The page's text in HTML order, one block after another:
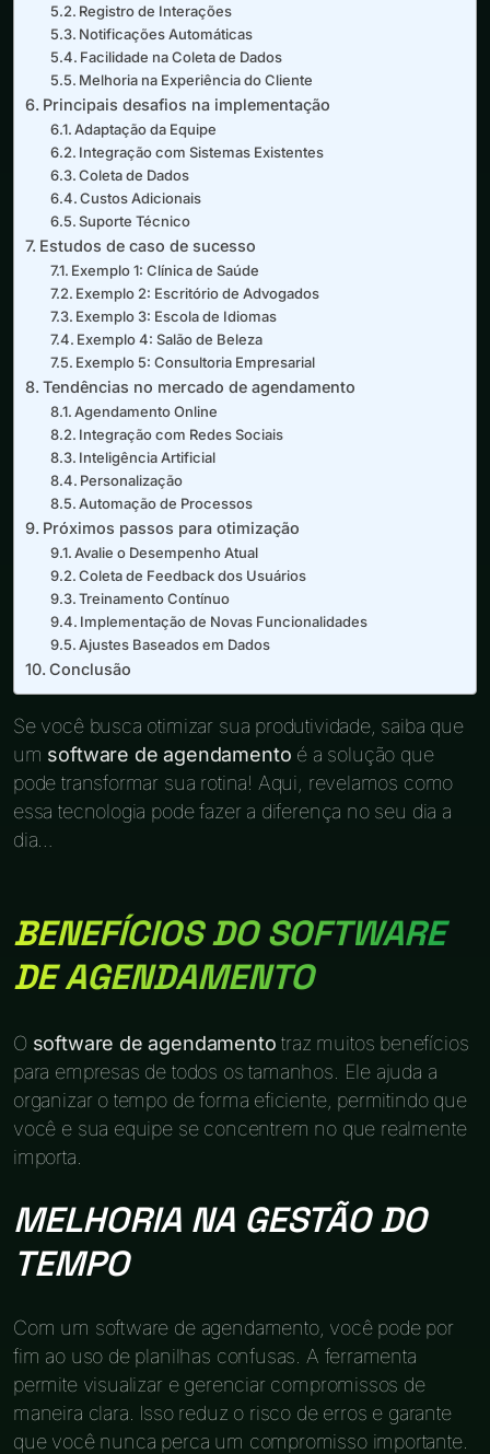
Registro de Interações
Notificações Automáticas
Facilidade na Coleta de Dados
Melhoria na Experiência do Cliente
Principais desafios na implementação
Adaptação da Equipe
Integração com Sistemas Existentes
Coleta de Dados
Custos Adicionais
Suporte Técnico
Estudos de caso de sucesso
Exemplo 1: Clínica de Saúde
Exemplo 2: Escritório de Advogados
Exemplo 3: Escola de Idiomas
Exemplo 4: Salão de Beleza
Exemplo 5: Consultoria Empresarial
Tendências no mercado de agendamento
Agendamento Online
Integração com Redes Sociais
Inteligência Artificial
Personalização
Automação de Processos
Próximos passos para otimização
Avalie o Desempenho Atual
Coleta de Feedback dos Usuários
Treinamento Contínuo
Implementação de Novas Funcionalidades
Ajustes Baseados em Dados
Conclusão
Se você busca otimizar sua produtividade, saiba que
um software de agendamento é a solução que
pode transformar sua rotina! Aqui, revelamos como
essa tecnologia pode fazer a diferença no seu dia a
dia…
BENEFÍCIOS DO SOFTWARE
DE AGENDAMENTO
O software de agendamento traz muitos benefícios
para empresas de todos os tamanhos. Ele ajuda a
organizar o tempo de forma eficiente, permitindo que
você e sua equipe se concentrem no que realmente
importa.
MELHORIA NA GESTÃO DO
TEMPO
Com um software de agendamento, você pode por
fim ao uso de planilhas confusas. A ferramenta
permite visualizar e gerenciar compromissos de
maneira clara. Isso reduz o risco de erros e garante
que você nunca perca um compromisso importante.